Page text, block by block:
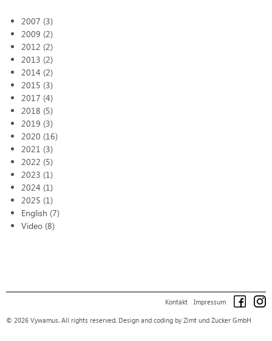
2007 (3)
2009 (2)
2012 (2)
2013 (2)
2014 (2)
2015 (3)
2017 (4)
2018 (5)
2019 (3)
2020 (16)
2021 (3)
2022 (5)
2023 (1)
2024 (1)
2025 (1)
English (7)
Video (8)
Kontakt Impressum
© 2026 Vywamus. All rights reserved. Design and coding by Zimt und Zucker GmbH